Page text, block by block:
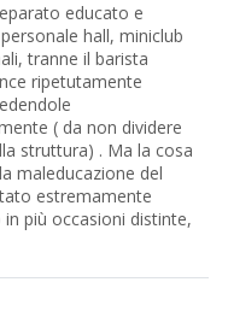
educato e
hall, miniclub
tranne il barista
ripetutamente
( da non dividere
struttura) . Ma la cosa
maleducazione del
estremamente
più occasioni distinte,